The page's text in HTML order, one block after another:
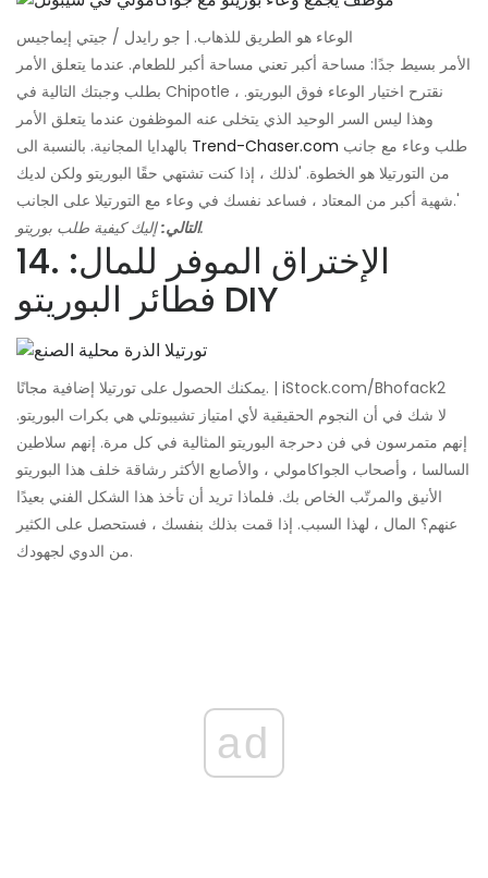
الوعاء هو الطريق للذهاب. | جو رايدل / جيتي إيماجيس
الأمر بسيط جدًا: مساحة أكبر تعني مساحة أكبر للطعام. عندما يتعلق الأمر
بطلب وجبتك التالية في Chipotle ، نقترح اختيار الوعاء فوق البوريتو.
وهذا ليس السر الوحيد الذي يتخلى عنه الموظفون عندما يتعلق الأمر
Trend-Chaser.com
من التورتيلا هو الخطوة. 'لذلك ، إذا كنت تشتهي حقًا البوريتو ولكن لديك
شهية أكبر من المعتاد ، فساعد نفسك في وعاء مع التورتيلا على الجانب.'
التالي:إليك كيفية طلب بوريتو.
14. الإختراق الموفر للمال:
فطائر البوريتو DIY
يمكنك الحصول على تورتيلا إضافية مجانًا. | iStock.com/Bhofack2
لا شك في أن النجوم الحقيقية لأي امتياز تشيبوتلي هي بكرات البوريتو.
إنهم متمرسون في فن دحرجة البوريتو المثالية في كل مرة. إنهم سلاطين
السالسا ، وأصحاب الجواكامولي ، والأصابع الأكثر رشاقة خلف هذا البوريتو
الأنيق والمرتّب الخاص بك. فلماذا تريد أن تأخذ هذا الشكل الفني بعيدًا
عنهم؟ المال ، لهذا السبب. إذا قمت بذلك بنفسك ، فستحصل على الكثير
من الدوي لجهودك.
ad